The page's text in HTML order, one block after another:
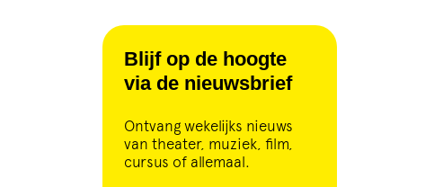
Blijf op de hoogte
via de nieuwsbrief
Ontvang wekelijks nieuws
van theater, muziek, film,
cursus of allemaal.